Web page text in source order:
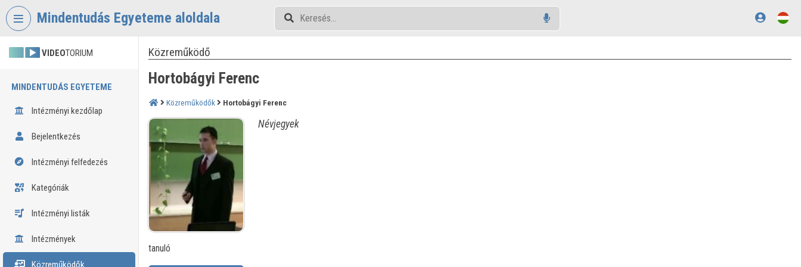
Fejléc kihagyása
Mindentudás Egyeteme aloldala
VIDEOTORIUM
MINDENTUDÁS EGYETEME
Intézményi kezdőlap
Bejelentkezés
Intézményi felfedezés
Kategóriák
Intézményi listák
Intézmények
Közreműködők
Közreműködő
Hortobágyi Ferenc
Közreműködők Hortobágyi Ferenc
tanuló
Névjegyek